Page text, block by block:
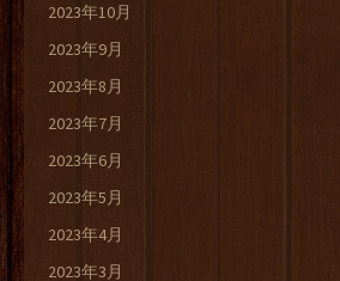
2023年10月
2023年9月
2023年8月
2023年7月
2023年6月
2023年5月
2023年4月
2023年3月